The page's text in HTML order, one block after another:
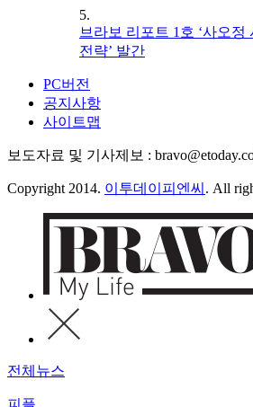
5.
브라보 리포트 1호 ‘사오정
전략’ 발간
PC버전
공지사항
사이트맵
보도자료 및 기사제보 :
Copyright 2014. 이투데이피엔씨 . All
전체뉴스